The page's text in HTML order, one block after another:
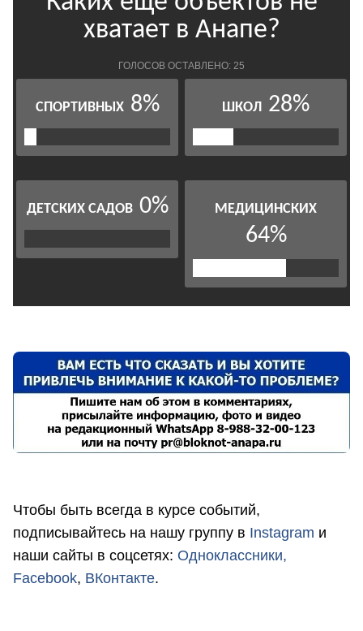
Чтобы быть всегда в курсе событий,
подписывайтесь на нашу группу в Instagram и
наши сайты в соцсетях: Одноклассники,
Facebook, ВКонтакте.